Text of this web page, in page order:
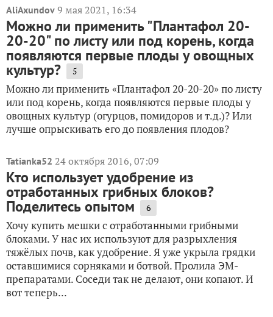
AliAxundov 9 мая 2021, 16:34
Можно ли применить "Плантафол 20-
20-20" по листу или под корень, когда
появляются первые плоды у овощных
культур? 5
Можно ли применить «Плантафол 20-20-20» по листу
или под корень, когда появляются первые плоды у
овощных культур (огурцов, помидоров и т.д.)? Или
лучше опрыскивать его до появления плодов?
Tatianka52 24 октября 2016, 07:09
Кто использует удобрение из
отработанных грибных блоков?
Поделитесь опытом 6
Хочу купить мешки с отработанными грибными
блоками. У нас их используют для разрыхления
тяжёлых почв, как удобрение. Я уже укрыла грядки
оставшимися сорняками и ботвой. Пролила ЭМ-
препаратами. Соседи так не делают, они копают. И
вот теперь...